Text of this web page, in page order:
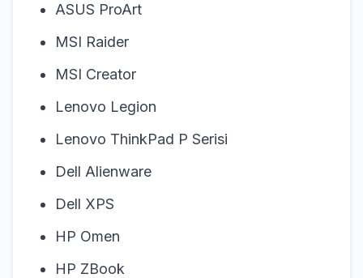
ASUS ProArt
MSI Raider
MSI Creator
Lenovo Legion
Lenovo ThinkPad P Serisi
Dell Alienware
Dell XPS
HP Omen
HP ZBook